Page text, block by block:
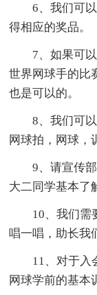
6、我们可以
得相应的奖品。
7、如果可以
世界网球手的比
也是可以的。
8、我们可以
网球拍，网球，
9、请宣传部
大二同学基本了
10、我们需要
唱一唱，助长我
11、对于入会
网球学前的基本